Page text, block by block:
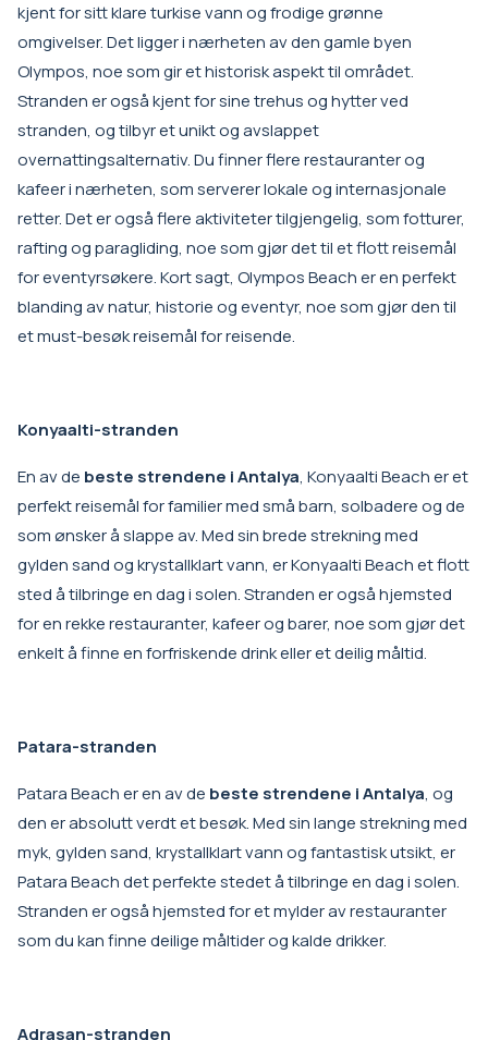
kjent for sitt klare turkise vann og frodige grønne
omgivelser. Det ligger i nærheten av den gamle byen
Olympos, noe som gir et historisk aspekt til området.
Stranden er også kjent for sine trehus og hytter ved
stranden, og tilbyr et unikt og avslappet
overnattingsalternativ. Du finner flere restauranter og
kafeer i nærheten, som serverer lokale og internasjonale
retter. Det er også flere aktiviteter tilgjengelig, som fotturer,
rafting og paragliding, noe som gjør det til et flott reisemål
for eventyrsøkere. Kort sagt, Olympos Beach er en perfekt
blanding av natur, historie og eventyr, noe som gjør den til
et must-besøk reisemål for reisende.
Konyaalti-stranden
En av de beste strendene i Antalya, Konyaalti Beach er et
perfekt reisemål for familier med små barn, solbadere og de
som ønsker å slappe av. Med sin brede strekning med
gylden sand og krystallklart vann, er Konyaalti Beach et flott
sted å tilbringe en dag i solen. Stranden er også hjemsted
for en rekke restauranter, kafeer og barer, noe som gjør det
enkelt å finne en forfriskende drink eller et deilig måltid.
Patara-stranden
Patara Beach er en av de beste strendene i Antalya, og
den er absolutt verdt et besøk. Med sin lange strekning med
myk, gylden sand, krystallklart vann og fantastisk utsikt, er
Patara Beach det perfekte stedet å tilbringe en dag i solen.
Stranden er også hjemsted for et mylder av restauranter
som du kan finne deilige måltider og kalde drikker.
Adrasan-stranden